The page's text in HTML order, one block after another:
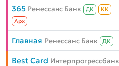
365 Ренессанс Банк ДК
КК
Aрх
Главная Ренессанс Банк ДК
Best Card Интерпрогрессбанк